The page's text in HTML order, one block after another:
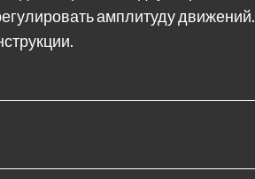
амплитуду движений.